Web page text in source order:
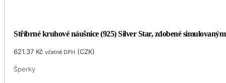
Stříbrné kruhové náušnice (925) Silver Star, zdobené
621.37 Kč včetně DPH (CZK)
Šperky